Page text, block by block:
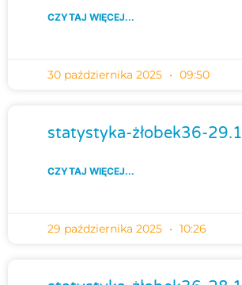
CZYTAJ WIĘCEJ...
30 października 2025 09:50
statystyka-żłobek36-
CZYTAJ WIĘCEJ...
29 października 2025 10:26